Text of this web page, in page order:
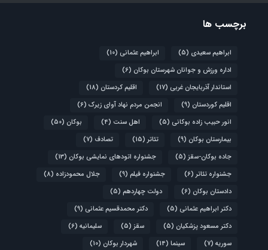
برچسب ها
ابراهیم سعیدی (5) ابراهیم عثمانی (10)
اداره ورزش و جوانان شهرستان بوکان (6)
استاندار آذربایجان غربی (17) اقلیم کردستان (18)
اقلیم کوردستان (9) انجمن مردم نهاد آوای زیرک (6)
انور حبیب زاده بوکانی (5) اهل سنت (4) بوکان (50)
بیمارستان بوکان (9) تئاتر (15) تصادف (7)
جاده بوکان-سقز (5) جشنواره اتودهای نمایشی بوکان (13)
جشنواره تئاتر (6) جشنواره فیلم (9) جلال محمودزاده (8)
دادستان بوکان (6) دولت چهاردهم (5)
دکتر ابراهیم عثمانی (5) دکتر محمدقسیم عثمانی (9)
دکتر مسعود پزشکیان (5) سقز (5) سلیمانیه (6)
سوریه (7) سینما (14) شهردار بوکان (10)